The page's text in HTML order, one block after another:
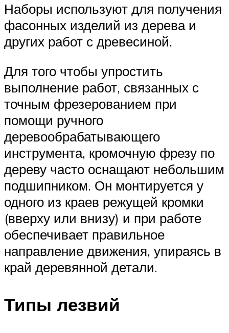
Наборы используют для получения
фасонных изделий из дерева и
других работ с древесиной.
Для того чтобы упростить
выполнение работ, связанных с
точным фрезерованием при
помощи ручного
деревообрабатывающего
инструмента, кромочную фрезу по
дереву часто оснащают небольшим
подшипником. Он монтируется у
одного из краев режущей кромки
(вверху или внизу) и при работе
обеспечивает правильное
направление движения, упираясь в
край деревянной детали.
Типы лезвий